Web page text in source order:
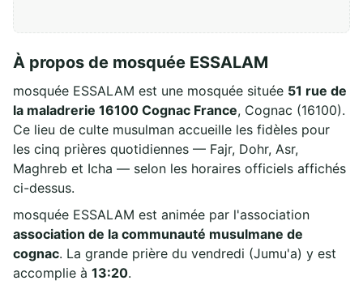
À propos de mosquée ESSALAM
mosquée ESSALAM est une mosquée située 51 rue de
la maladrerie 16100 Cognac France, Cognac (16100).
Ce lieu de culte musulman accueille les fidèles pour
les cinq prières quotidiennes — Fajr, Dohr, Asr,
Maghreb et Icha — selon les horaires officiels affichés
ci-dessus.
mosquée ESSALAM est animée par l'association
association de la communauté musulmane de
cognac. La grande prière du vendredi (Jumu'a) y est
accomplie à 13:20.